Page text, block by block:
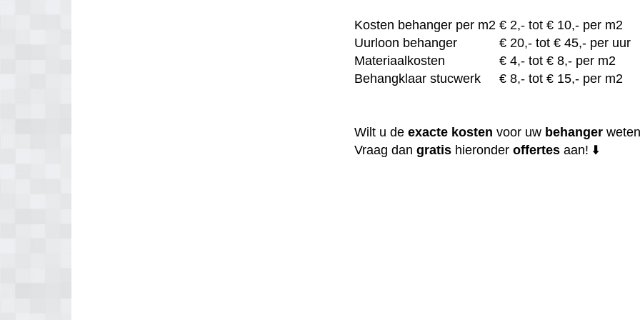
Kosten behanger per m2€ 2,- tot € 10,- per m2
Uurloon behanger
€ 20,-tot € 45,- per uur
Materiaalkosten
€4,- tot € 8,- per m2
Behangklaar stucwerk
€8,- tot € 15,- per m2
Wilt u deexacte kosten voor uw behanger
Vraag dangratis hieronderoffertes aan! ⬇️